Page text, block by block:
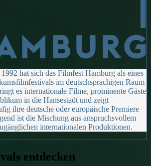
hat sich das Filmfest Hamburg als eines
im deutschsprachigen Raum
es internationale Filme, prominente Gäste
in die Hansestadt und zeigt
ihre deutsche oder europäische Premiere
ist die Mischung aus anspruchsvollem
internationalen Produktionen.
entdecken